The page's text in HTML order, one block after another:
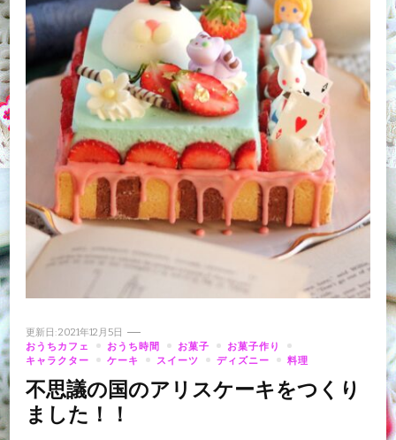
更新日:2021年12月5日
おうちカフェ
おうち時間 お菓子
お菓子作り
キャラクター
ケーキ スイーツ ディズニー 料理
不思議の国のアリスケーキをつくり
ました！！